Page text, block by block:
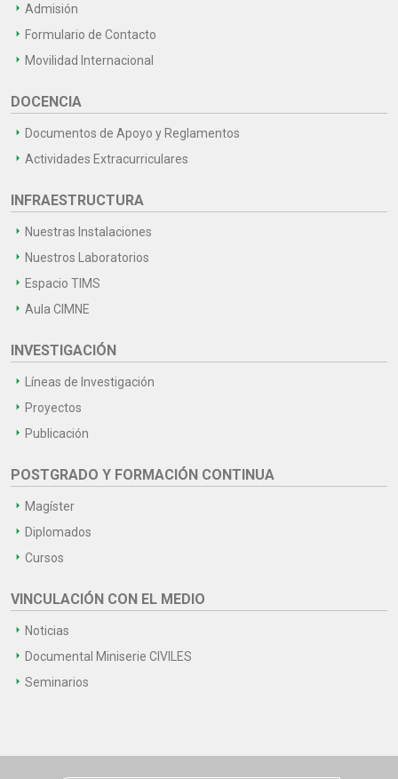
Admisión
Formulario de Contacto
Movilidad Internacional
DOCENCIA
Documentos de Apoyo y Reglamentos
Actividades Extracurriculares
INFRAESTRUCTURA
Nuestras Instalaciones
Nuestros Laboratorios
Espacio TIMS
Aula CIMNE
INVESTIGACIÓN
Líneas de Investigación
Proyectos
Publicación
POSTGRADO Y FORMACIÓN CONTINUA
Magíster
Diplomados
Cursos
VINCULACIÓN CON EL MEDIO
Noticias
Documental Miniserie CIVILES
Seminarios